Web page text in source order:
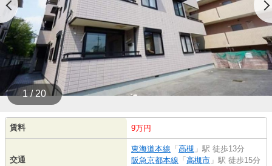
1 / 20
賃料 9万円
交通
東海道本線 「 高槻 」駅 徒歩13分
阪急京都本線 「 高槻市 」駅 徒歩15分